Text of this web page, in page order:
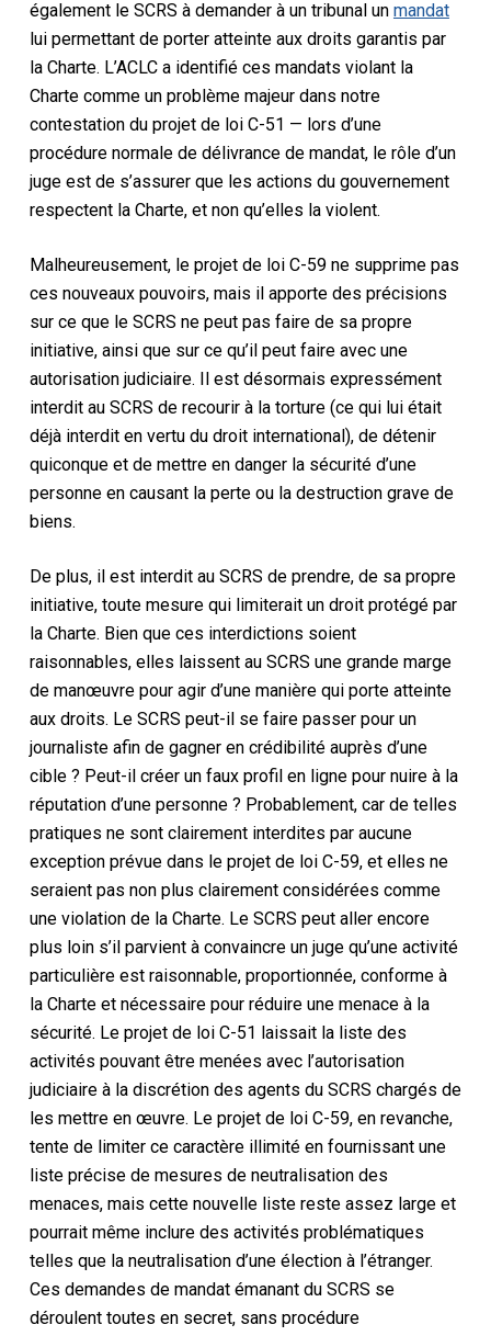
également le SCRS à demander à un tribunal un mandat
lui permettant de porter atteinte aux droits garantis par
la Charte. L’ACLC a identifié ces mandats violant la
Chartecomme un problème majeur dans notre
contestation du projet de loi C-51 — lors d’une
procédure normale de délivrance de mandat, le rôle d’un
juge est de s’assurer que les actions du gouvernement
respectent la Charte, et non qu’elles la violent.
Malheureusement, le projet de loi C-59 ne supprime pas
ces nouveaux pouvoirs, mais il apporte des précisions
sur ce que le SCRS ne peut pas faire de sa propre
initiative, ainsi que sur ce qu’il peut faire avec une
autorisation judiciaire. Il est désormais expressément
interdit au SCRS de recourir à la torture (ce qui lui était
déjà interdit en vertu du droit international), de détenir
quiconque et de mettre en danger la sécurité d’une
personne en causant la perte ou la destruction grave de
biens.
De plus, il est interdit au SCRS de prendre, de sa propre
initiative, toute mesure qui limiterait un droit protégé par
la Charte. Bien que ces interdictions soient
raisonnables, elles laissent au SCRS une grande marge
de manœuvre pour agir d’une manière qui porte atteinte
aux droits. Le SCRS peut-il se faire passer pour un
journaliste afin de gagner en crédibilité auprès d’une
cible ? Peut-il créer un faux profil en ligne pour nuire à la
réputation d’une personne ? Probablement, car de telles
pratiques ne sont clairement interdites par aucune
exception prévue dans le projet de loi C-59, et elles ne
seraient pas non plus clairement considérées comme
une violation de la Charte. Le SCRS peut aller encore
plus loins’il parvient à convaincre un juge qu’une activité
particulière est raisonnable, proportionnée, conforme à
la Charteet nécessaire pour réduire une menace à la
sécurité. Le projet de loi C-51 laissait la liste des
activités pouvant être menées avec l’autorisation
judiciaire à la discrétion des agents du SCRS chargés de
les mettre en œuvre. Le projet de loi C-59, en revanche,
tente de limiter ce caractère illimité en fournissant une
liste précise de mesures de neutralisation des
menaces, mais cette nouvelle liste reste assez large et
pourrait même inclure des activités problématiques
telles que la neutralisation d’une élection à l’étranger.
Ces demandes de mandat émanant du SCRS se
déroulent toutes en secret, sans procédure